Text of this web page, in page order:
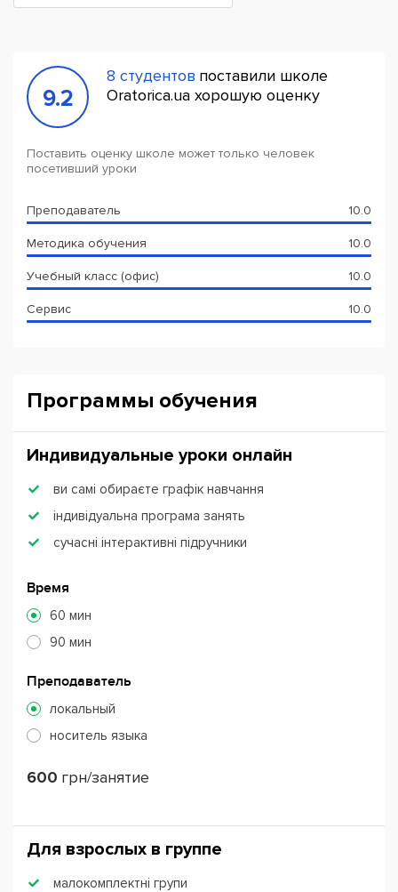
9.2
8 студентов поставили школе
Oratorica.ua хорошую оценку
Поставить оценку школе может только человек
посетивший уроки
Преподаватель 10.0
Методика обучения 10.0
Учебный класс (офис) 10.0
Сервис 10.0
Программы обучения
Индивидуальные уроки онлайн
ви самі обираєте графік навчання
індивідуальна програма занять
сучасні інтерактивні підручники
Время
60 мин
90 мин
Преподаватель
локальный
носитель языка
600 грн/занятие
Для взрослых в группе
малокомплектні групи